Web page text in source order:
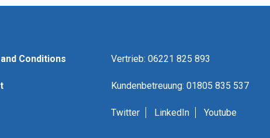
Conditions Vertrieb: 06221 825 893
Kundenbetreuung: 01805 835 537
Twitter LinkedIn Youtube